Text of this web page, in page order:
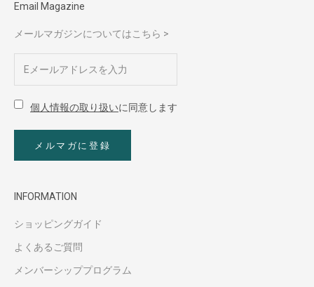
Email Magazine
メールマガジンについてはこちら >
個人情報の取り扱いに同意します
メルマガに登録
INFORMATION
ショッピングガイド
よくあるご質問
メンバーシッププログラム